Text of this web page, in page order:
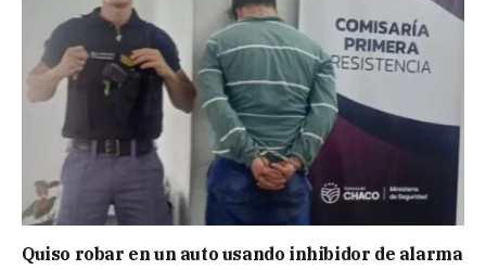
Quiso robar en un auto usando inhibidor de alarma